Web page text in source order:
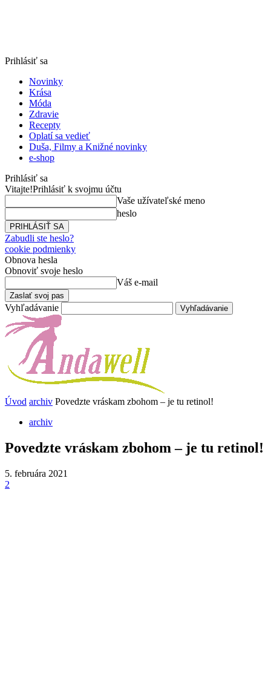
Prihlásiť sa
Novinky
Krása
Móda
Zdravie
Recepty
Oplatí sa vedieť
Duša, Filmy a Knižné novinky
e-shop
Prihlásiť sa
Vitajte!Prihlásiť k svojmu účtu
Vaše užívateľské meno
heslo
Zabudli ste heslo?
cookie podmienky
Obnova hesla
Obnoviť svoje heslo
Váš e-mail
Vyhľadávanie
Úvod archiv Povedzte vráskam zbohom – je tu retinol!
archiv
Povedzte vráskam zbohom – je tu retinol!
5. februára 2021
2